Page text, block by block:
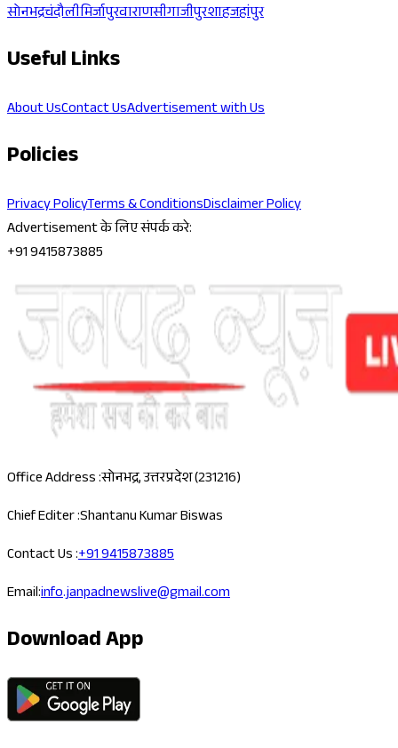
सोनभद्रचंदौलीमिर्जापुरवाराणसीगाजीपुरशाहजहांपुर
Useful Links
About UsContact UsAdvertisement with Us
Policies
Privacy PolicyTerms & ConditionsDisclaimer Policy
Advertisement के लिए संपर्क करे:
+91 9415873885
Office Address :सोनभद्र, उत्तरप्रदेश (231216)
Chief Editer :Shantanu Kumar Biswas
Contact Us :+91 9415873885
Email:info.janpadnewslive@gmail.com
Download App